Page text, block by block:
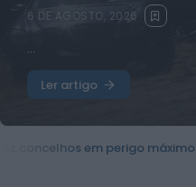
6 DE AGOSTO, 2026
...
Ler artigo
máximo de incêndio